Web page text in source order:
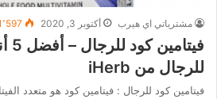
مشترياتي اي هيرب أكتوبر 3, 2020
للرجال من iHerb
فيتامين كود للرجال : فيتامين كود هو متعدد